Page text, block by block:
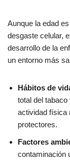
Aunque la edad
desgaste celular,
desarrollo de la
un entorno más
Hábitos de
total del
actividad física
protectores.
Factores
contaminación